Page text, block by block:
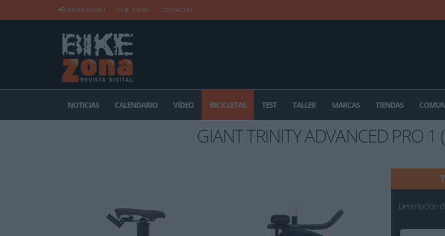
INICIAR SESIÓN PUBLICIDAD CONTACTAR
NOTICIAS CALENDARIO VÍDEO BICICLETAS TEST TALLER MARCAS TIENDAS
GIANT TRINITY ADVANCED PRO 1
Descripción